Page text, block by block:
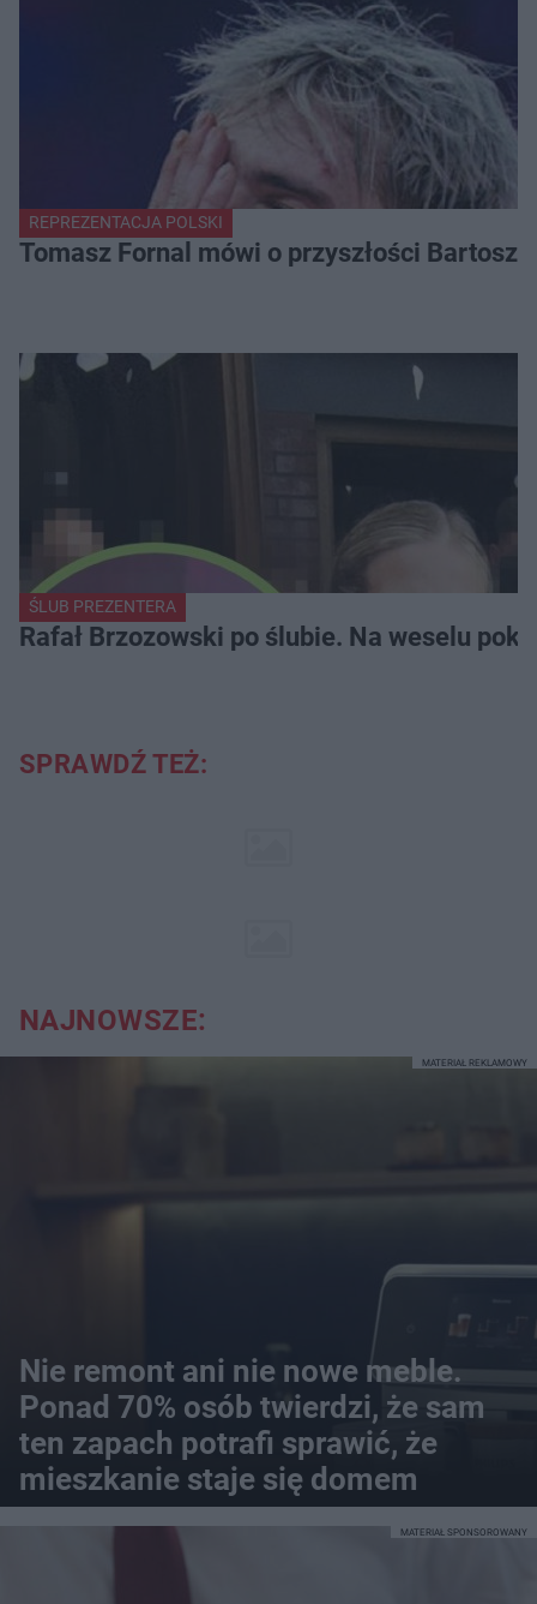
REPREZENTACJA POLSKI
Tomasz Fornal mówi o przyszłości
ŚLUB PREZENTERA
Rafał Brzozowski po ślubie. Na weselu
SPRAWDŹ TEŻ:
NAJNOWSZE:
Nie remont ani nie nowe meble.
Ponad 70% osób twierdzi, że sam
ten zapach potrafi sprawić, że
mieszkanie staje się domem
MATERIAŁ REKLAMOWY
MATERIAŁ SPONSOROWANY